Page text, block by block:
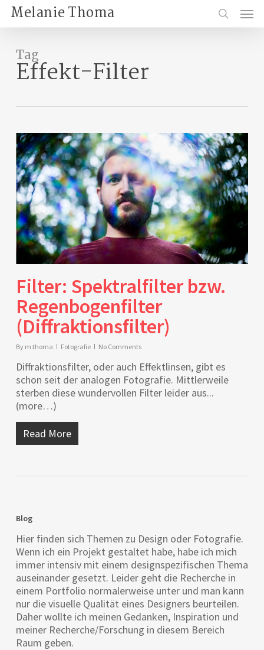
Skip
main
Melanie Thoma
search
Menu
Tag
Effekt-Filter
Filter: Spektralfilter bzw.
Regenbogenfilter
(Diffraktionsfilter)
By m.thoma Fotografie No Comments
Diffraktionsfilter, oder auch Effektlinsen, gibt es
schon seit der analogen Fotografie. Mittlerweile
sterben diese wundervollen Filter leider aus...
(more…)
Read More
Blog
Hier finden sich Themen zu Design oder Fotografie.
Wenn ich ein Projekt gestaltet habe, habe ich mich
immer intensiv mit einem designspezifischen Thema
auseinander gesetzt. Leider geht die Recherche in
einem Portfolio normalerweise unter und man kann
nur die visuelle Qualität eines Designers beurteilen.
Daher wollte ich meinen Gedanken, Inspiration und
meiner Recherche/Forschung in diesem Bereich
Raum geben.